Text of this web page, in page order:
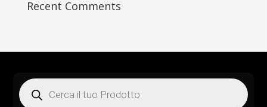
Recent Comments
Products
search